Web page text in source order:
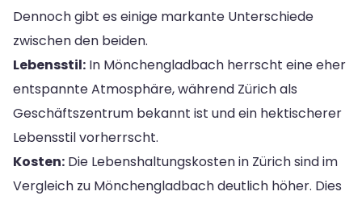
Dennoch gibt es einige markante Unterschiede
zwischen den beiden.
Lebensstil: In Mönchengladbach herrscht eine eher
entspannte Atmosphäre, während Zürich als
Geschäftszentrum bekannt ist und ein hektischerer
Lebensstil vorherrscht.
Kosten: Die Lebenshaltungskosten in Zürich sind im
Vergleich zu Mönchengladbach deutlich höher. Dies